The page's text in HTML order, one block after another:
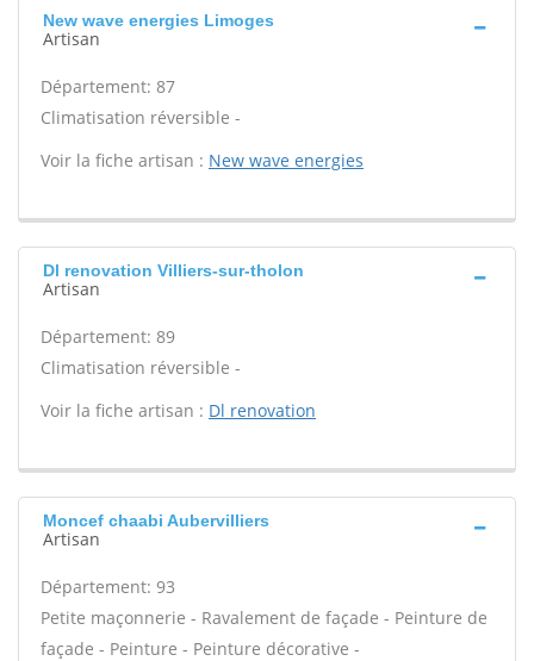
New wave energies Limoges
Artisan
Département: 87
Climatisation réversible -
Voir la fiche artisan : New wave energies
Dl renovation Villiers-sur-tholon
Artisan
Département: 89
Climatisation réversible -
Voir la fiche artisan : Dl renovation
Moncef chaabi Aubervilliers
Artisan
Département: 93
Petite maçonnerie - Ravalement de façade - Peinture de
façade - Peinture - Peinture décorative -